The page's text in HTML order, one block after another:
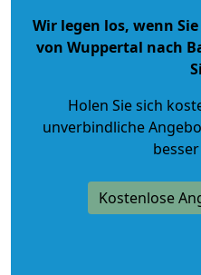
Wir legen los, wenn
von Wuppertal nach
Holen Sie sich
unverbindliche
Kostenlose